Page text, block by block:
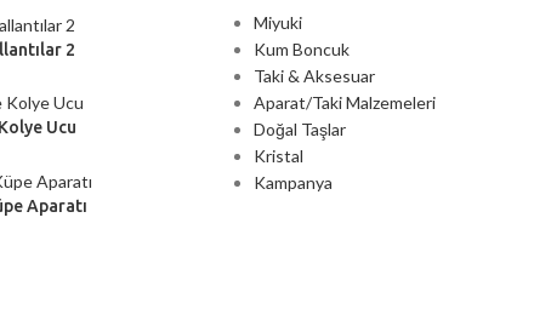
2
Ucu
Aparatı
Miyuki
Kum Boncuk
Taki & Aksesuar
Aparat/Taki Malzemeleri
Doğal Taşlar
Kristal
Kampanya